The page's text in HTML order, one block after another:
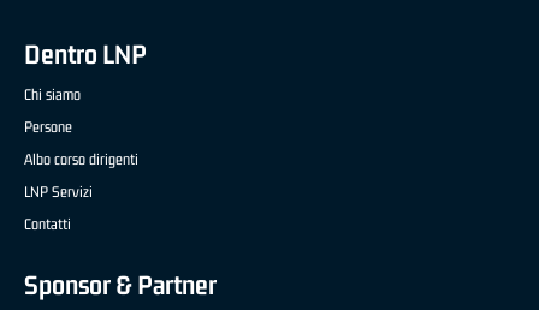
Dentro LNP
Chi siamo
Persone
Albo corso dirigenti
LNP Servizi
Contatti
Sponsor & Partner